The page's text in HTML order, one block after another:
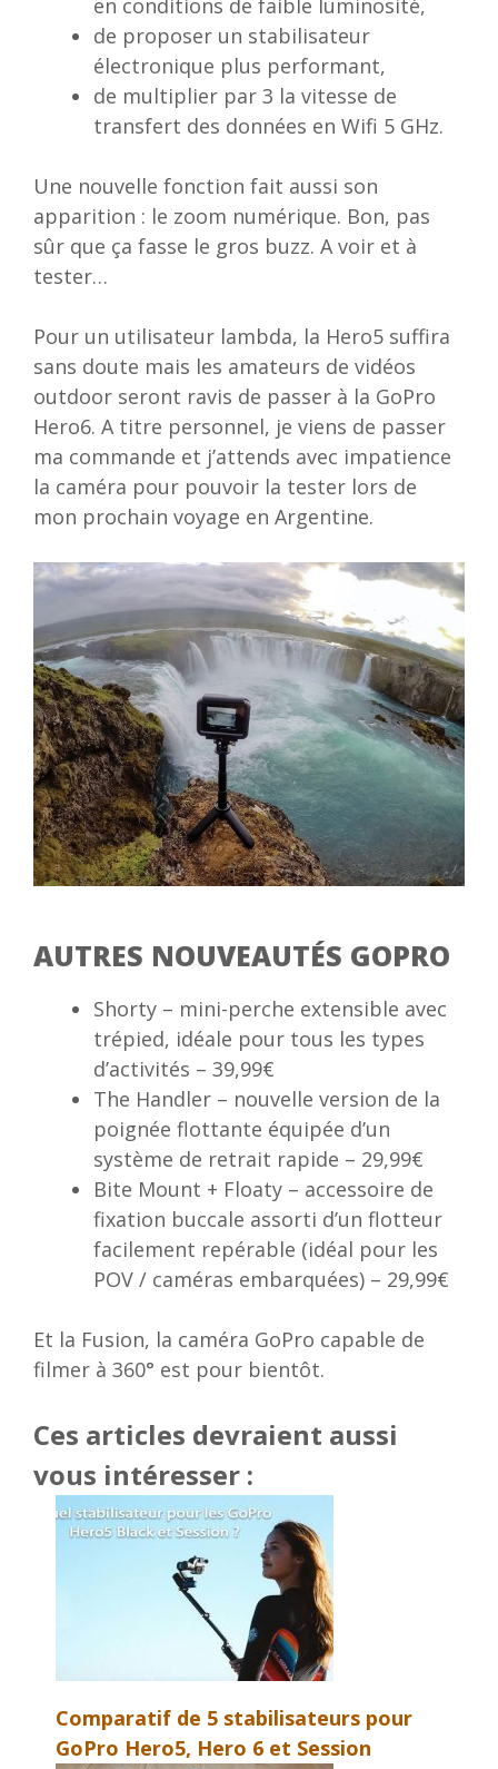
de proposer un stabilisateur
électronique plus performant,
de multiplier par 3 la vitesse de
transfert des données en Wifi 5 GHz.
Une nouvelle fonction fait aussi son
apparition : le zoom numérique. Bon, pas
sûr que ça fasse le gros buzz. A voir et à
tester…
Pour un utilisateur lambda, la Hero5 suffira
sans doute mais les amateurs de vidéos
outdoor seront ravis de passer à la GoPro
Hero6. A titre personnel, je viens de passer
ma commande et j’attends avec impatience
la caméra pour pouvoir la tester lors de
mon prochain voyage en Argentine.
AUTRES NOUVEAUTÉS GOPRO
Shorty – mini-perche extensible avec
trépied, idéale pour tous les types
d’activités – 39,99€
The Handler – nouvelle version de la
poignée flottante équipée d’un
système de retrait rapide – 29,99€
Bite Mount + Floaty – accessoire de
fixation buccale assorti d’un flotteur
facilement repérable (idéal pour les
POV / caméras embarquées) – 29,99€
Et la Fusion, la caméra GoPro capable de
filmer à 360° est pour bientôt.
Ces articles devraient aussi
vous intéresser :
Comparatif de 5 stabilisateurs pour
GoPro Hero5, Hero 6 et Session